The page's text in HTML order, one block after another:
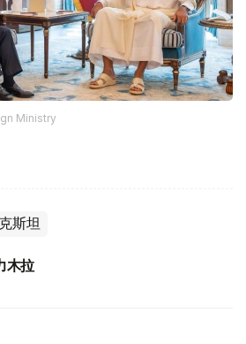
Ministry
斯坦
木拉